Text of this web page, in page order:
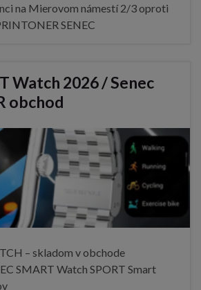
na Mierovom námestí 2/3 oproti
SENEC
Watch 2026 / Senec
obchod
– skladom v obchode
SMART Watch SPORT Smart